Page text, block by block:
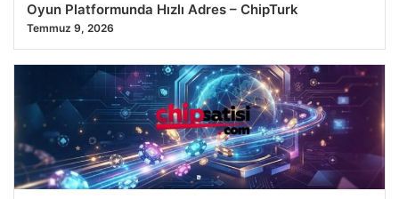
Oyun Platformunda Hızlı Adres – ChipTurk
Temmuz 9, 2026